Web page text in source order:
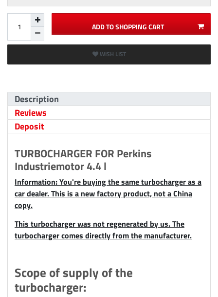
ADD TO SHOPPING CART
WISH LIST
Description
Reviews
Deposit
TURBOCHARGER FOR Perkins
Industriemotor 4.4 l
Information: You're buying the same turbocharger as a
car dealer. This is a new factory product, not a China
copy.
This turbocharger was not regenerated by us. The
turbocharger comes directly from the manufacturer.
Scope of supply of the
turbocharger: